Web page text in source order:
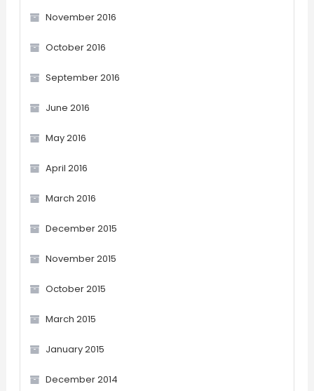
November 2016
October 2016
September 2016
June 2016
May 2016
April 2016
March 2016
December 2015
November 2015
October 2015
March 2015
January 2015
December 2014